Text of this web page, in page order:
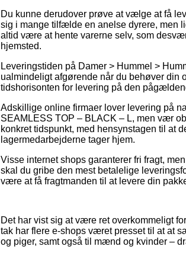
Du kunne derudover prøve at vælge at få
sig i mange tilfælde en anelse dyrere, men
altid være at hente varerne selv, som
hjemsted.
Leveringstiden på Damer > Hummel >
ualmindeligt afgørende når du behøver din
tidshorisonten for levering på den
Adskillige online firmaer lover levering på
SEAMLESS TOP – BLACK – L, men vær
konkret tidspunkt, med hensynstagen til at
lagermedarbejderne tager hjem.
Visse internet shops garanterer fri fragt,
skal du gribe den mest betalelige
være at få fragtmanden til at levere din
Det har vist sig at være ret overkommeligt
tak har flere e-shops været presset til at at
og piger, samt også til mænd og kvinder –